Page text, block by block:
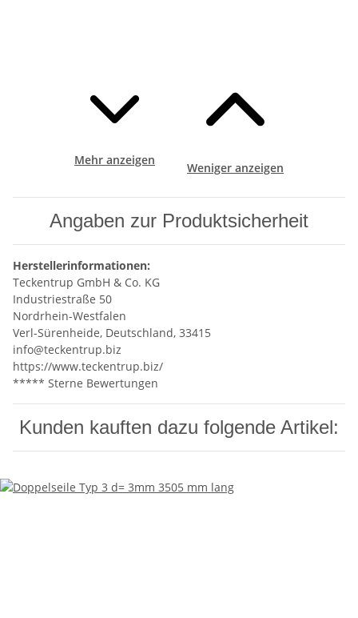
Mehr anzeigen
Weniger anzeigen
Angaben zur Produktsicherheit
Herstellerinformationen:
Teckentrup GmbH & Co. KG
Industriestraße 50
Nordrhein-Westfalen
Verl-Sürenheide, Deutschland, 33415
info@teckentrup.biz
https://www.teckentrup.biz/
***** Sterne Bewertungen
Kunden kauften dazu folgende Artikel: